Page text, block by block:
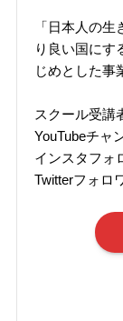
「日本人の
り良い国にす
じめとした事
スクール受講
YouTubeチャ
インスタフォ
Twitterフォロ